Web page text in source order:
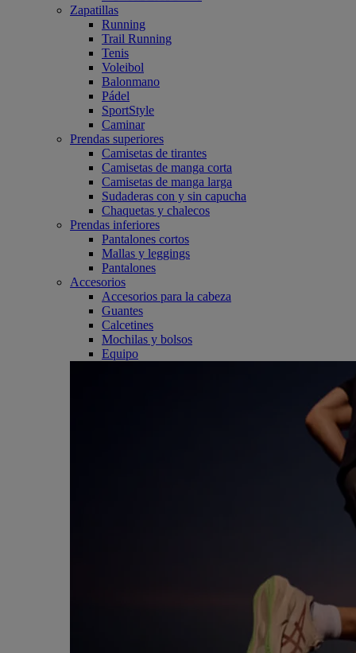
Zapatillas
Running
Trail Running
Tenis
Voleibol
Balonmano
Pádel
SportStyle
Caminar
Prendas superiores
Camisetas de tirantes
Camisetas de manga corta
Camisetas de manga larga
Sudaderas con y sin capucha
Chaquetas y chalecos
Prendas inferiores
Pantalones cortos
Mallas y leggings
Pantalones
Accesorios
Accesorios para la cabeza
Guantes
Calcetines
Mochilas y bolsos
Equipo